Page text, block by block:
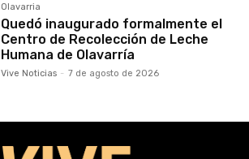
Olavarria
Quedó inaugurado formalmente el
Centro de Recolección de Leche
Humana de Olavarría
Vive Noticias - 7 de agosto de 2026